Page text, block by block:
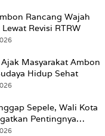
Sebagai Dasar Hukum
Rancang Wajah
Revisi RTRW
Masyarakat Ambon
Hidup Sehat
Sepele, Wali Kota
Pentingnya
Kesehatan